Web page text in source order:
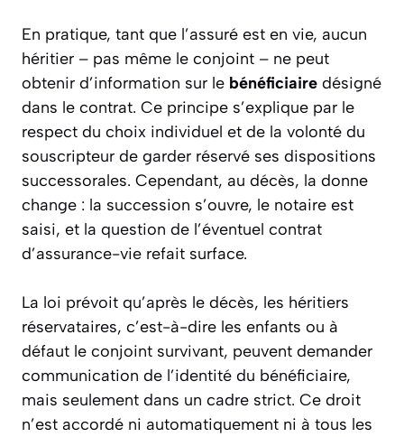
En pratique, tant que l’assuré est en vie, aucun
héritier – pas même le conjoint – ne peut
obtenir d’information sur le bénéficiaire désigné
dans le contrat. Ce principe s’explique par le
respect du choix individuel et de la volonté du
souscripteur de garder réservé ses dispositions
successorales. Cependant, au décès, la donne
change : la succession s’ouvre, le notaire est
saisi, et la question de l’éventuel contrat
d’assurance-vie refait surface.
La loi prévoit qu’après le décès, les héritiers
réservataires, c’est-à-dire les enfants ou à
défaut le conjoint survivant, peuvent demander
communication de l’identité du bénéficiaire,
mais seulement dans un cadre strict. Ce droit
n’est accordé ni automatiquement ni à tous les